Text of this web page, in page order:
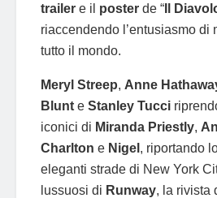
trailer e il poster de “ Il
riaccendendo l’entusiasmo di
tutto il mondo.
Meryl Streep, Anne
Blunt e Stanley Tucci
iconici di Miranda Priestly,
Charlton e Nigel , riportando
eleganti strade di New York
lussuosi di Runway, la rivista